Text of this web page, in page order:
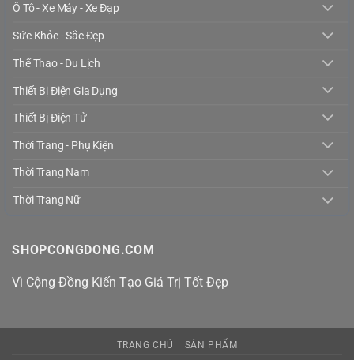
Ô Tô - Xe Máy - Xe Đạp
Sức Khỏe - Sắc Đẹp
Thể Thao - Du Lịch
Thiết Bị Điện Gia Dụng
Thiết Bị Điện Tử
Thời Trang - Phụ Kiện
Thời Trang Nam
Thời Trang Nữ
SHOPCONGDONG.COM
Vì Cộng Đồng Kiến Tạo Giá Trị Tốt Đẹp
TRANG CHỦ SẢN PHẨM